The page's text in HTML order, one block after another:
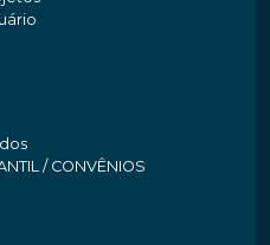
/ CONVÊNIOS